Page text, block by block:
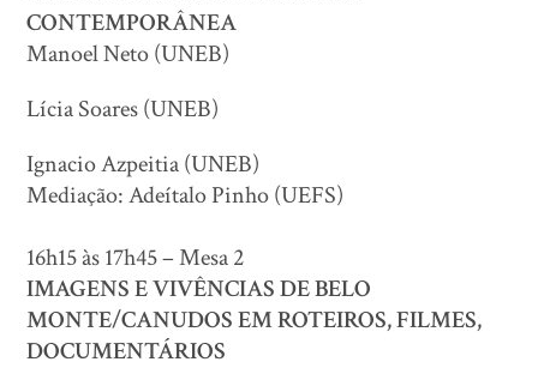
CONTEMPORÂNEA
Manoel Neto (UNEB)
Lícia Soares (UNEB)
Ignacio Azpeitia (UNEB)
Mediação: Adeítalo Pinho (UEFS)
16h15 às 17h45 – Mesa 2
IMAGENS E VIVÊNCIAS DE BELO
MONTE/CANUDOS EM ROTEIROS, FILMES,
DOCUMENTÁRIOS